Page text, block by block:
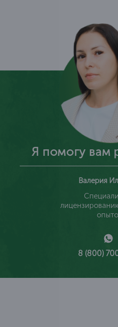
Я помогу вам
Валерия
8 (800)